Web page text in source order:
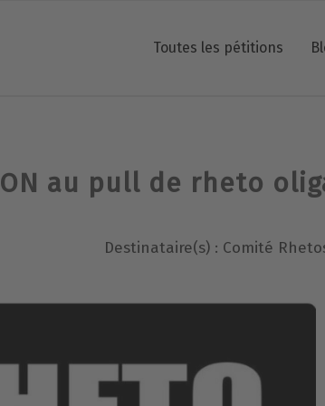
Toutes les pétitions
au pull de rheto
Destinataire(s) : Comité